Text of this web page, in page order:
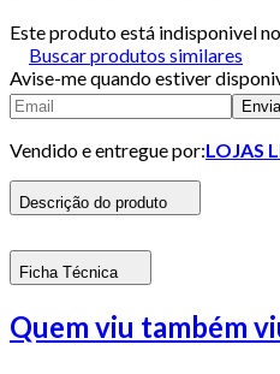
Este produto está indisponivel
Buscar produtos similares
Avise-me quando estiver
Vendido e entregue por:LOJAS
Descrição do produto
Ficha Técnica
Quem viu também